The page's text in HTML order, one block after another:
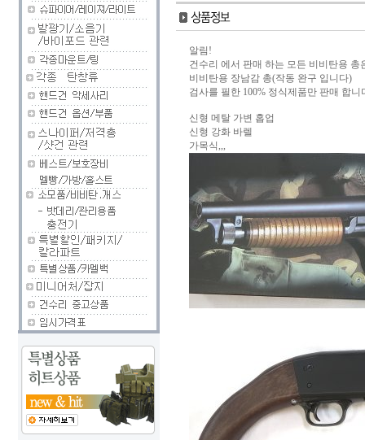
알림!
건수리 에서 판매 하는 모든 비비탄용 총
비비탄용 장남감 총(작동 완구 입니다)
검사를 필한 100% 정식제품만 판매 합니
신형 메탈 가변 홉업
신형 강화 바렐
가목식,,,